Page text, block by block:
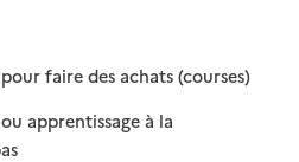
faire des achats (courses)
:
: non
apprentissage à la
disponible